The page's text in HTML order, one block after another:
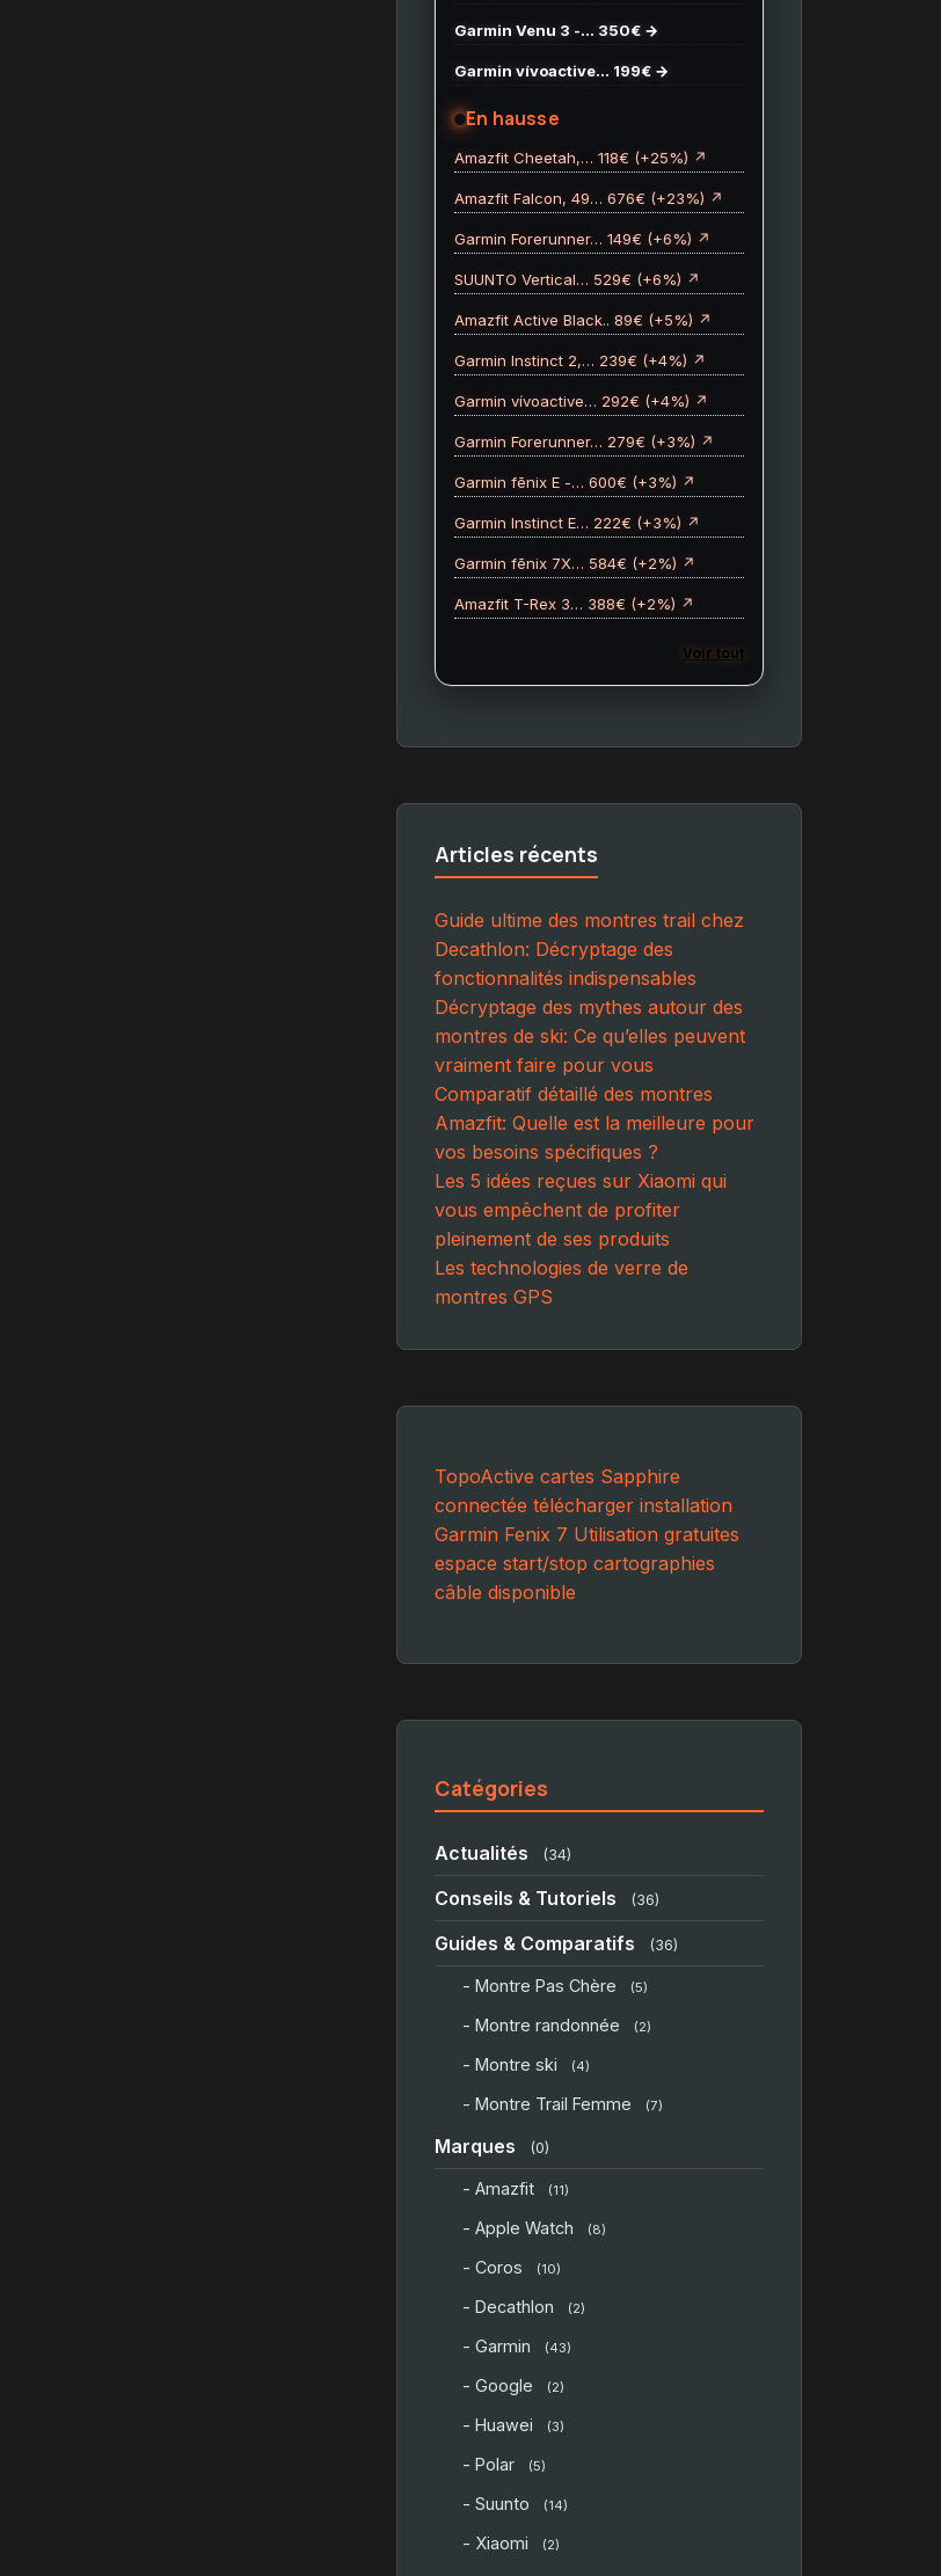
Garmin Venu 3 -… 350€ →
Garmin vívoactive… 199€ →
En hausse
Amazfit Cheetah,… 118€ (+25%) ↗
Amazfit Falcon, 49… 676€ (+23%) ↗
Garmin Forerunner… 149€ (+6%) ↗
SUUNTO Vertical… 529€ (+6%) ↗
Amazfit Active Black.. 89€ (+5%) ↗
Garmin Instinct 2,… 239€ (+4%) ↗
Garmin vívoactive… 292€ (+4%) ↗
Garmin Forerunner… 279€ (+3%) ↗
Garmin fēnix E -… 600€ (+3%) ↗
Garmin Instinct E… 222€ (+3%) ↗
Garmin fēnix 7X… 584€ (+2%) ↗
Amazfit T-Rex 3… 388€ (+2%) ↗
Voir tout
Articles récents
Guide ultime des montres trail chez
Decathlon: Décryptage des
fonctionnalités indispensables
Décryptage des mythes autour des
montres de ski: Ce qu’elles peuvent
vraiment faire pour vous
Comparatif détaillé des montres
Amazfit: Quelle est la meilleure pour
vos besoins spécifiques ?
Les 5 idées reçues sur Xiaomi qui
vous empêchent de profiter
pleinement de ses produits
Les technologies de verre de
montres GPS
TopoActive cartes Sapphire
connectée télécharger installation
Garmin Fenix 7 Utilisation gratuites
espace start/stop cartographies
câble disponible
Catégories
Actualités (34)
Conseils & Tutoriels (36)
Guides & Comparatifs (36)
- Montre Pas Chère (5)
- Montre randonnée (2)
- Montre ski (4)
- Montre Trail Femme (7)
Marques (0)
- Amazfit (11)
- Apple Watch (8)
- Coros (10)
- Decathlon (2)
- Garmin (43)
- Google (2)
- Huawei (3)
- Polar (5)
- Suunto (14)
- Xiaomi (2)